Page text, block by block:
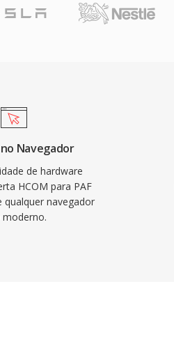
Navegador
de hardware
HCOM para PAF
qualquer navegador
moderno.